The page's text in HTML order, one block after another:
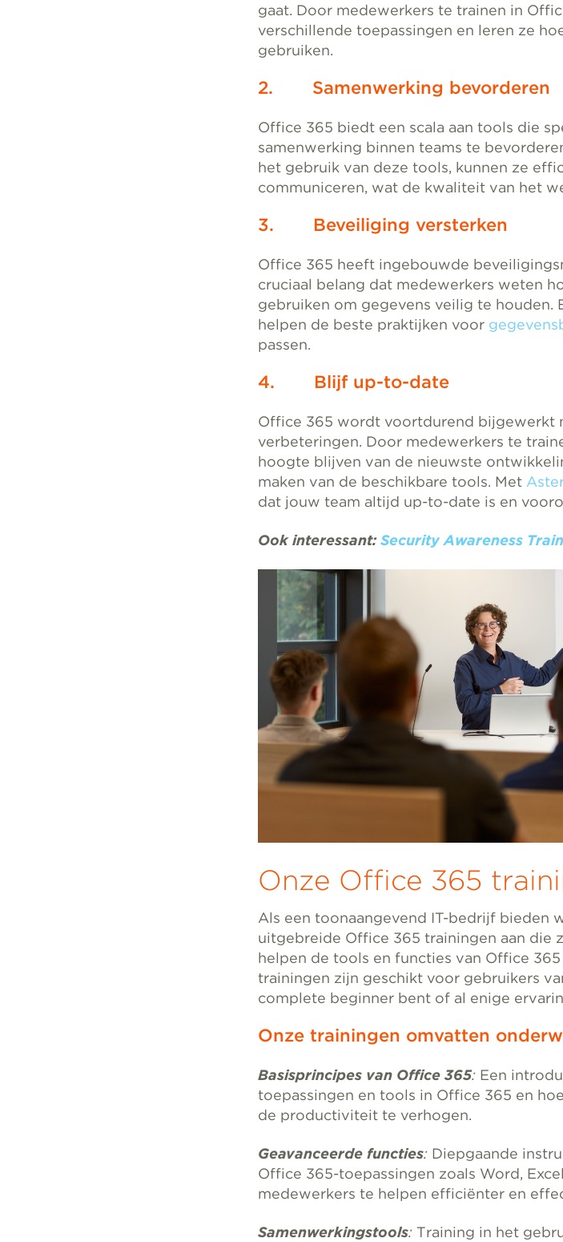
gaat. Door medewerkers te trainen in
verschillende toepassingen en leren ze
gebruiken.
2. Samenwerking bevorderen
Office 365 biedt een scala aan tools die
samenwerking binnen teams te
het gebruik van deze tools, kunnen ze
communiceren, wat de kwaliteit van het
3. Beveiliging versterken
Office 365 heeft ingebouwde
cruciaal belang dat medewerkers weten
gebruiken om gegevens veilig te houden.
helpen de beste praktijken voor
passen.
4. Blijf up-to-date
Office 365 wordt voortdurend bijgewerkt
verbeteringen. Door medewerkers te
hoogte blijven van de nieuwste
maken van de beschikbare tools. Met
dat jouw team altijd up-to-date is en
Ook interessant:Security Awareness
Onze Office 365
Als een toonaangevend IT-bedrijf bieden
uitgebreide Office 365 trainingen aan die
helpen de tools en functies van Office
trainingen zijn geschikt voor gebruikers
complete beginner bent of al enige
Onze trainingen omvatten
Basisprincipes van Office 365: Een
toepassingen en tools in Office 365 en
de productiviteit te verhogen.
Geavanceerde functies: Diepgaande
Office 365-toepassingen zoals Word,
medewerkers te helpen efficiënter en
Samenwerkingstools: Training in het